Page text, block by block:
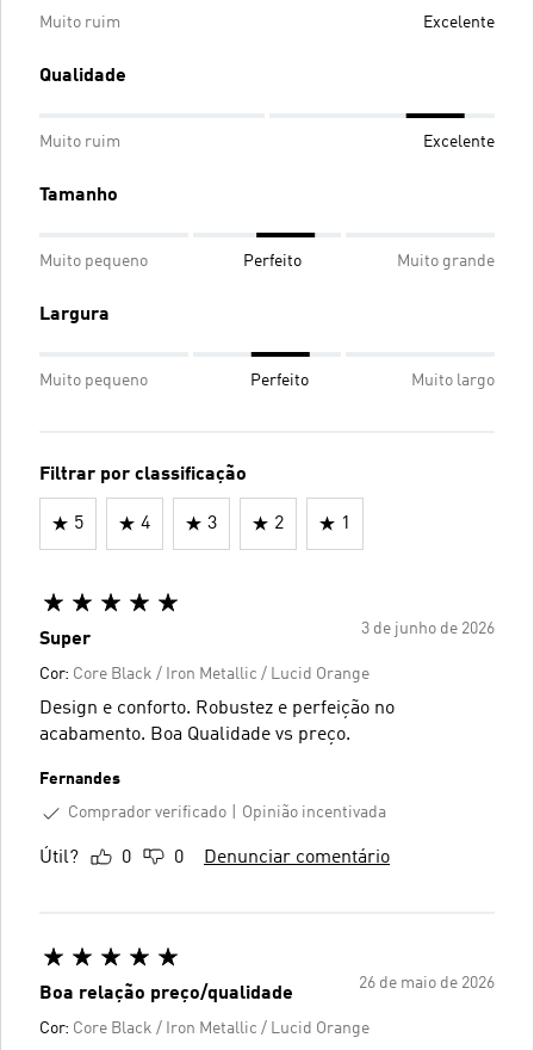
Muito ruim Excelente
Qualidade
Muito ruim Excelente
Tamanho
Muito pequeno Perfeito Muito grande
Largura
Muito pequeno Perfeito Muito largo
Filtrar por classificação
5 4 3 2 1
3 de junho de 2026
Super
Cor: Core Black / Iron Metallic / Lucid Orange
Design e conforto. Robustez e perfeição no
acabamento. Boa Qualidade vs preço.
Fernandes
Comprador verificado
Opinião incentivada
Útil? 0 0 Denunciar comentário
26 de maio de 2026
Boa relação preço/qualidade
Cor: Core Black / Iron Metallic / Lucid Orange